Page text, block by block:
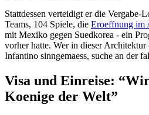
Stattdessen verteidigt er die Vergabe-
Teams, 104 Spiele, die Eroeffnung im
mit Mexiko gegen Suedkorea - ein
vorher hatte. Wer in dieser Architektur
Infantino sinngemaess, suche an der
Visa und Einreise:
Koenige der Welt”